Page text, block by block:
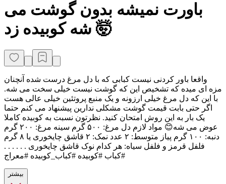
باورت نمیشه بدون گوشت می
شه کوبیده زد 🤯
واقعا باور کردنی نیست کبابی که با دل مرغ درست شده آنچنان
مزه ای میده که تشخیص این که گوشت نیست خیلی سخت می شه.
با این که دل مرغ خیلی ارزونه و یک منبع پروتئین خیلی عالی هست
اگر حتی بابت قیمت گوشت مشکلی ندارین پیشنهاد می کنم حتما
یک بار به این روش امتحان کنید. نظرتون نسبت به کوبیده کاملا
عوض می شه😊 مواد لازم دل مرغ: ۵۰۰ گرم سینه مرغ: ۲۰۰ گرم
دنبه: ۱۰۰ گرم پیاز متوسط: ۲ عدد نمک: ۲ قاشق چایخوری یا ۸ گرم
فلفل قرمز و فلفل سیاه: هر کدام نوک قاشق چایخوری . . . . . .
#کباب #کوبیده #کباب_کوبیده #معراج
بیشتر